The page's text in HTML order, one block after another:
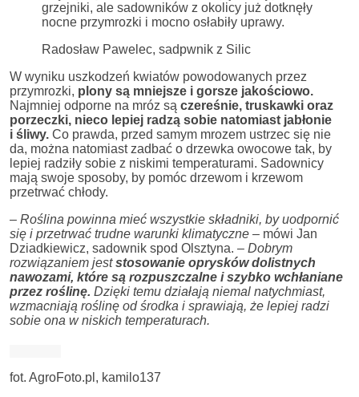
grzejniki, ale sadowników z okolicy już dotknęły
nocne przymrozki i mocno osłabiły uprawy.
Radosław Pawelec, sadpwnik z Silic
W wyniku uszkodzeń kwiatów powodowanych przez
przymrozki, plony są mniejsze i gorsze jakościowo.
Najmniej odporne na mróz są czereśnie, truskawki oraz
porzeczki, nieco lepiej radzą sobie natomiast jabłonie
i śliwy. Co prawda, przed samym mrozem ustrzec się nie
da, można natomiast zadbać o drzewka owocowe tak, by
lepiej radziły sobie z niskimi temperaturami. Sadownicy
mają swoje sposoby, by pomóc drzewom i krzewom
przetrwać chłody.
– Roślina powinna mieć wszystkie składniki, by uodpornić
się i przetrwać trudne warunki klimatyczne – mówi Jan
Dziadkiewicz, sadownik spod Olsztyna. – Dobrym
rozwiązaniem jeststosowanie oprysków dolistnych
nawozami, które są rozpuszczalne i szybko wchłaniane
przez roślinę. Dzięki temu działają niemal natychmiast,
wzmacniają roślinę od środka i sprawiają, że lepiej radzi
sobie ona w niskich temperaturach.
fot. AgroFoto.pl, kamilo137